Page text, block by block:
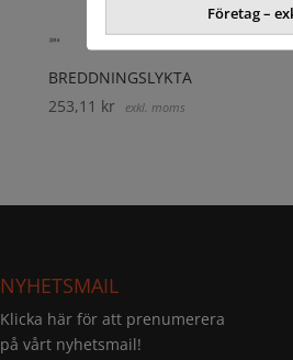
BREDDNINGSLYKTA
253,11 kr exkl. moms
NYHETSMAIL
Klicka här för att prenumerera
på vårt nyhetsmail!
Företag –